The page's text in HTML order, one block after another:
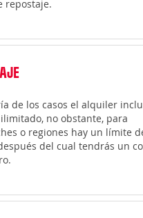
repostaje.
de los casos el alquiler
no obstante, para
o regiones hay un límite
del cual tendrás un